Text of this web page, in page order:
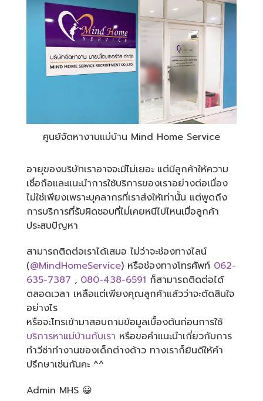
ศูนย์จัดหางานแม่บ้าน Mind Home Service
อายุของบริษัทเราอาจจะมีไม่เยอะ แต่มีลูกค้าให้ความ
เชื่อถือและแนะนำการใช้บริการของเราอย่างต่อเนื่อง
ไม่ใช่เพียงเพราะบุคลากรที่เราส่งให้เท่านั้น แต่พูดถึง
การบริการที่รับผิดชอบที่ไม่่เคยหนีไปไหนเมื่อลูกค้า
ประสบปัญหา
สามารถติดต่อเราได้เสมอ ไม่ว่าจะช่องทางไลน์
(@MindHomeService) หรือช่องทางโทรศัพท์ 062-
635-7387 , 080-438-6591 ก็สามารถติดต่อได้
ตลอดเวลา เหลือแต่เพียงคุณลูกค้าแล้วว่าจะตัดสินใจ
อย่างไร
หรือจะโทรเข้ามาสอบถามข้อมูลเบื้องต้นก่อนการใช้
บริการหาแม่บ้านกับเรา หรือขอคำแนะนำเกี่ยวกับการ
ทำวีซ่าทำงานของเด็กต่างด้าว ทางเราก็ยินดีให้คำ
ปรึกษาเช่นกันคะ ^^
Admin MHS 😀